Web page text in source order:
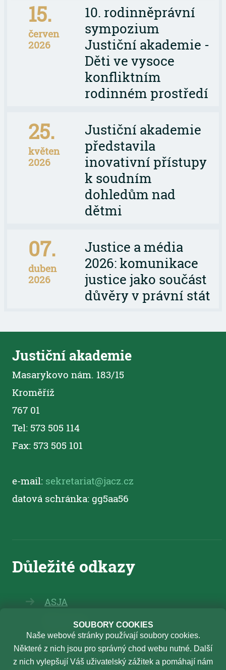
15.
červen
2026
10. rodinněprávní
sympozium
Justiční akademie -
Děti ve vysoce
konfliktním
rodinném prostředí
25.
květen
2026
Justiční akademie
představila
inovativní přístupy
k soudním
dohledům nad
dětmi
07.
duben
2026
Justice a média
2026: komunikace
justice jako součást
důvěry v právní stát
Justiční akademie
Masarykovo nám. 183/15
Kroměříž
767 01
Tel: 573 505 114
Fax: 573 505 101
e-mail: sekretariat@jacz.cz
datová schránka: gg5aa56
ASJA
Elearning
TSU
SOUBORY COOKIES
Naše webové stránky používají soubory cookies.
Některé z nich jsou pro správný chod webu nutné. Další
z nich vylepšují Váš uživatelský zážitek a pomáhají nám